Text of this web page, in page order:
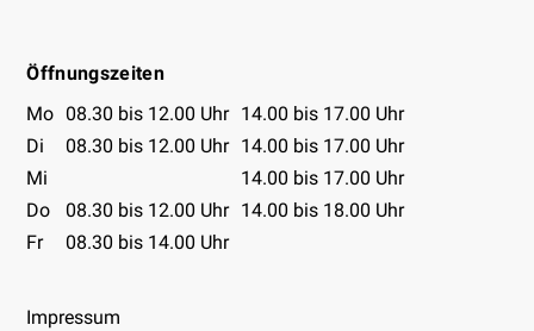
Öffnungszeiten
Öffnungszeiten Tabelle
Mo 08.30 bis 12.00 Uhr 14.00 bis 17.00 Uhr
Di
08.30 bis 12.00 Uhr 14.00 bis 17.00 Uhr
Mi
14.00 bis 17.00 Uhr
Do
08.30 bis 12.00 Uhr 14.00 bis 18.00 Uhr
Fr
08.30 bis 14.00 Uhr
Impressum